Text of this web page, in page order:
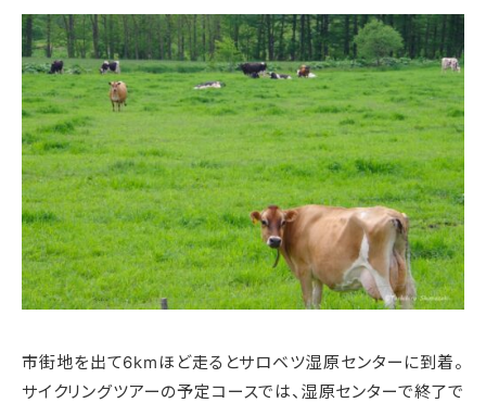
市街地を出て6kmほど走るとサロベツ湿原センターに到着。
サイクリングツアーの予定コースでは、湿原センターで終了で